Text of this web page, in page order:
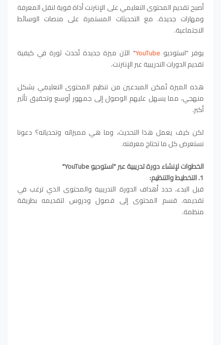
أصبح تقديم المحتوى التعليمي على الإنترنت أداة قوية لنقل المعرفة
ومهارات جديدة. مع التحديثات المستمرة على منصات الوسائط
الاجتماعية.
يوفر "استوديو YouTube" الآن ميزة جديدة تُحدث ثورة في كيفية
تقديم الدورات التدريبية عبر الإنترنت.
هذه الميزة تُمكن المبدعين من تنظيم المحتوى التعليمي بشكل
منهجي، مما يسهل عليهم الوصول إلى جمهور أوسع وتحقيق تأثير
أكبر.
لكن كيف يعمل هذا التحديث، وما هي مميزاته وتحدياته؟ دعونا
نستعرض كل ما تحتاج معرفته.
الخطوات لإنشاء دورة تدريبية عبر "استوديو YouTube"
1. التخطيط والتنظيم:
قبل البدء، حدد أهداف الدورة التدريبية والمحتوى الذي ترغب في
تقديمه. قسم المحتوى إلى فصول ودروس لتقديمه بطريقة
منظمة.